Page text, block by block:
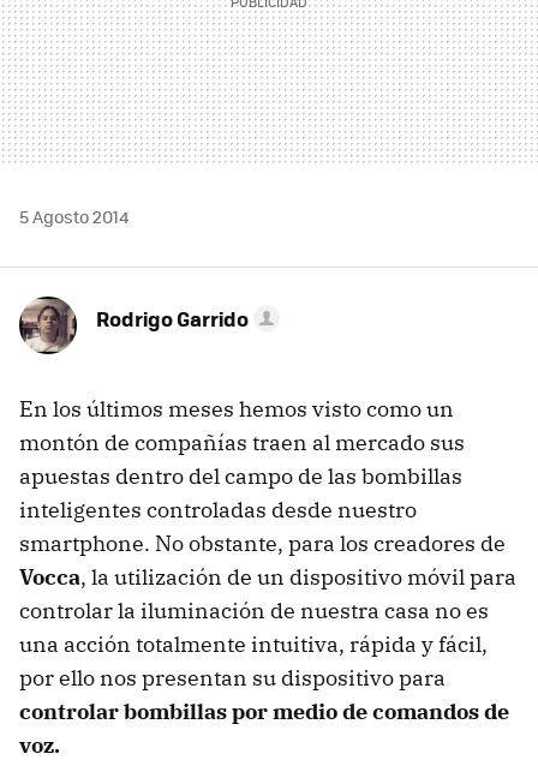
5 Agosto 2014
Rodrigo Garrido
En los últimos meses hemos visto como un
montón de compañías traen al mercado sus
apuestas dentro del campo de las bombillas
inteligentes controladas desde nuestro
smartphone. No obstante, para los creadores de
Vocca, la utilización de un dispositivo móvil para
controlar la iluminación de nuestra casa no es
una acción totalmente intuitiva, rápida y fácil,
por ello nos presentan su dispositivo para
controlar bombillas por medio de comandos de
voz.